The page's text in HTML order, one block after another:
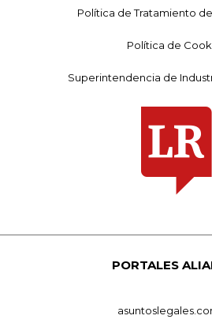
Política de Tratamiento
Política de
Superintendencia de
PORTALES